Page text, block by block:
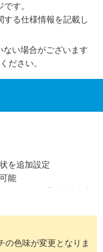
す。
る仕様情報を記載し
い場合がございます
ださい。
を追加設定
能
ータランプ視認性向上
設定しました
の色味が変更となりま